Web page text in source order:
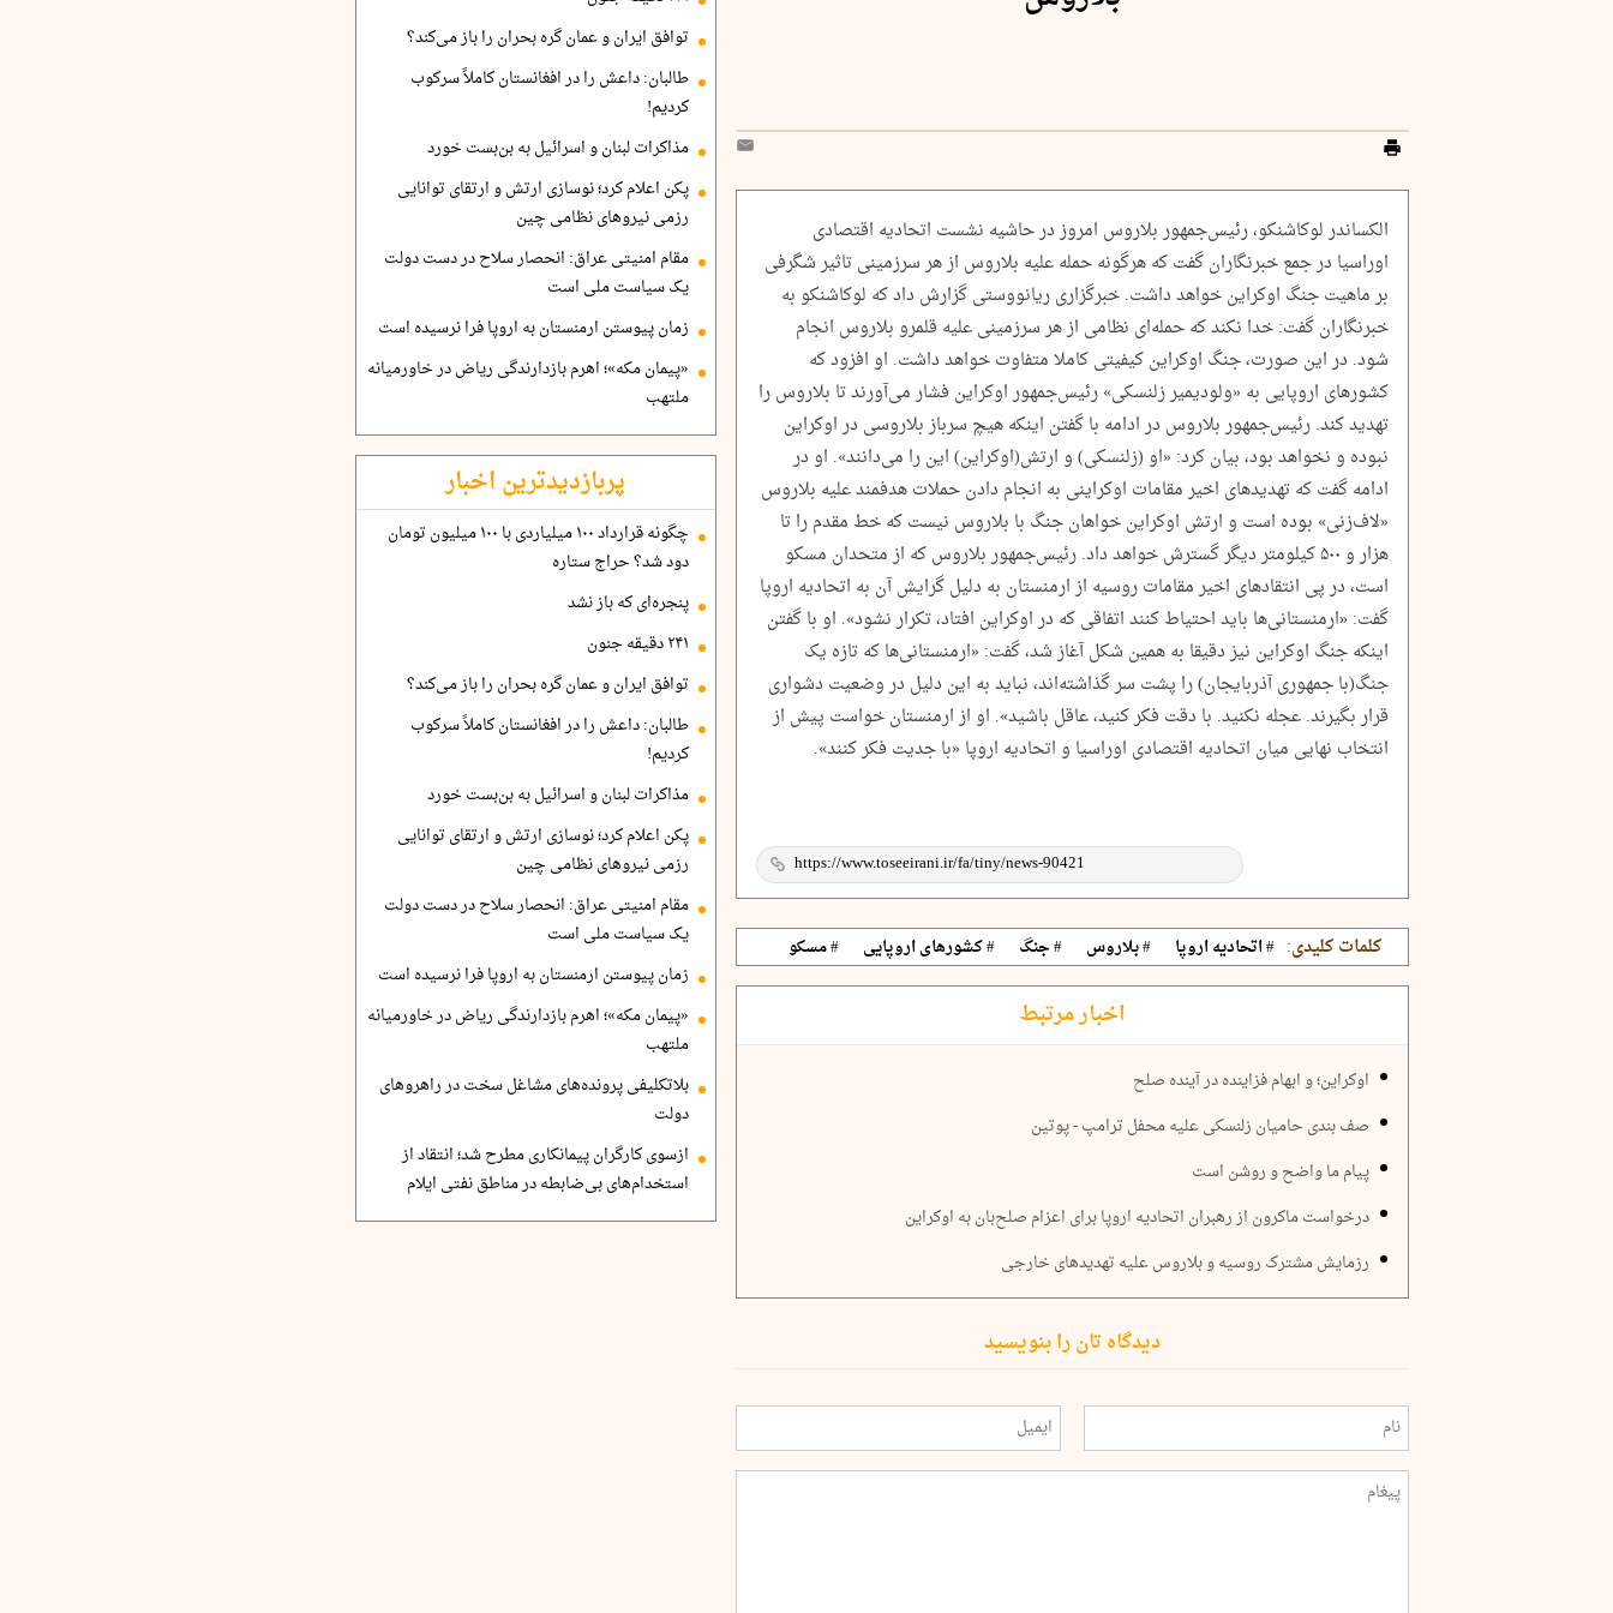
الکساندر لوکاشنکو، رئیس‌جمهور بلاروس امروز در حاشیه نشست اتحادیه اقتصادی
اوراسیا در جمع خبرنگاران گفت که هرگونه حمله علیه بلاروس از هر سرزمینی تاثیر شگرفی
بر ماهیت جنگ اوکراین خواهد داشت. خبرگزاری ریانووستی گزارش داد که لوکاشنکو به
خبرنگاران گفت: خدا نکند که حمله‌ای نظامی از هر سرزمینی علیه قلمرو بلاروس انجام
شود. در این صورت، جنگ اوکراین کیفیتی کاملا متفاوت خواهد داشت. او افزود که
کشورهای اروپایی به «ولودیمیر زلنسکی» رئیس‌جمهور اوکراین فشار می‌آورند تا بلاروس را
تهدید کند. رئیس‌جمهور بلاروس در ادامه با گفتن اینکه هیچ سرباز بلاروسی در اوکراین
نبوده و نخواهد بود، بیان کرد: «او (زلنسکی) و ارتش(اوکراین) این را می‌دانند». او در
ادامه گفت که تهدیدهای اخیر مقامات اوکراینی به انجام دادن حملات هدفمند علیه بلاروس
«لاف‌زنی» بوده است و ارتش اوکراین خواهان جنگ با بلاروس نیست که خط مقدم را تا
هزار و ۵۰۰ کیلومتر دیگر گسترش خواهد داد. رئیس‌جمهور بلاروس که از متحدان مسکو
است، در پی انتقادهای اخیر مقامات روسیه از ارمنستان به دلیل گرایش آن به اتحادیه اروپا
گفت: «ارمنستانی‌ها باید احتیاط کنند اتفاقی که در اوکراین افتاد، تکرار نشود». او با گفتن
اینکه جنگ اوکراین نیز دقیقا به همین شکل آغاز شد، گفت: «ارمنستانی‌ها که تازه یک
جنگ(با جمهوری‌ آذربایجان) را پشت سر گذاشته‌اند، نباید به این دلیل در وضعیت دشواری
قرار بگیرند. عجله نکنید. با دقت فکر کنید، ‌عاقل باشید». او از ارمنستان خواست پیش از
انتخاب نهایی میان اتحادیه اقتصادی اوراسیا و اتحادیه اروپا «با جدیت فکر کنند».
کلمات کلیدی: # اتحادیه اروپا # بلاروس # جنگ # کشورهای اروپایی # مسکو
اخبار مرتبط
اوکراین؛ و ابهام فزاینده در آینده صلح
صف بندی حامیان زلنسکی علیه محفل ترامپ - پوتین
پیام ما واضح و روشن است
درخواست ماکرون از رهبران اتحادیه اروپا برای اعزام صلح‌بان به اوکراین
رزمایش مشترک روسیه و بلاروس علیه تهدیدهای خارجی
دیدگاه تان را بنویسید
توافق ایران و عمان گره بحران را باز می‌کند؟
طالبان: داعش را در افغانستان کاملاً سرکوب
کردیم!
مذاکرات لبنان و اسرائیل به بن‌بست خورد
پکن اعلام کرد؛ نوسازی ارتش و ارتقای توانایی
رزمی نیروهای نظامی چین
مقام امنیتی عراق: انحصار سلاح در دست دولت
یک سیاست ملی است
زمان پیوستن ارمنستان به اروپا فرا نرسیده است
«پیمان مکه»؛ اهرم بازدارندگی ریاض در خاورمیانه
ملتهب
پربازدیدترین اخبار
چگونه قرارداد ۱۰۰ میلیاردی با ۱۰۰ میلیون تومان
دود شد؟ حراج ستاره
پنجره‌ای که باز نشد
۲۴۱ دقیقه جنون
توافق ایران و عمان گره بحران را باز می‌کند؟
طالبان: داعش را در افغانستان کاملاً سرکوب
کردیم!
مذاکرات لبنان و اسرائیل به بن‌بست خورد
پکن اعلام کرد؛ نوسازی ارتش و ارتقای توانایی
رزمی نیروهای نظامی چین
مقام امنیتی عراق: انحصار سلاح در دست دولت
یک سیاست ملی است
زمان پیوستن ارمنستان به اروپا فرا نرسیده است
«پیمان مکه»؛ اهرم بازدارندگی ریاض در خاورمیانه
ملتهب
بلاتکلیفی پرونده‌های مشاغل سخت در راهروهای
دولت
ازسوی کارگران پیمانکاری مطرح شد؛ انتقاد از
استخدام‌های بی‌ضابطه در مناطق نفتی ایلام